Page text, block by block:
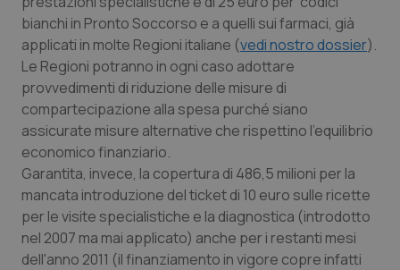
bianchi in Pronto Soccorso e a quelli sui farmaci, già
applicati in molte Regioni italiane (vedi nostro dossier).
Le Regioni potranno in ogni caso adottare
provvedimenti di riduzione delle misure di
compartecipazione alla spesa purché siano
assicurate misure alternative che rispettino l’equilibrio
economico finanziario.
Garantita, invece, la copertura di 486,5 milioni per la
mancata introduzione del ticket di 10 euro sulle ricette
per le visite specialistiche e la diagnostica (introdotto
nel 2007 ma mai applicato) anche per i restanti mesi
dell'anno 2011 (il finanziamento in vigore copre infatti